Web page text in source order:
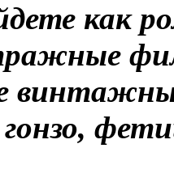
как